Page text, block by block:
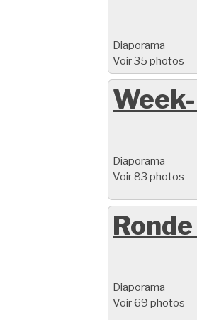
Diaporama
Voir 35 photos
Diaporama
Voir 83 photos
Diaporama
Voir 69 photos